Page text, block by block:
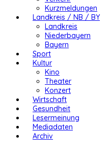
Kurzmeldungen
Landkreis / NB / BY
Landkreis
Niederbayern
Bayern
Sport
Kultur
Kino
Theater
Konzert
Wirtschaft
Gesundheit
Lesermeinung
Mediadaten
Archiv